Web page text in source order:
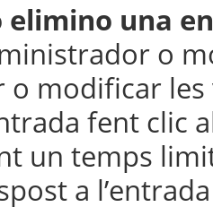
elimino una
o
o modificar
fent clic
un temps
a